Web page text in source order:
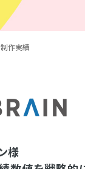
制作実績
様